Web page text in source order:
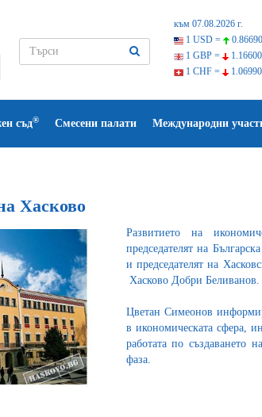
към 07.08.2026 г.
1 USD =
1 GBP =
1 CHF =
съд® Смесени палати Международни
Хасково
Развитието на
председателят на
и председателят на
Хасково Добри
Цветан Симеонов
в икономическата сфера,
работата по създаването
фаза.